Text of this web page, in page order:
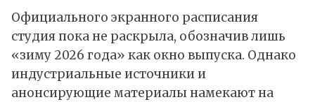
Официального экранного расписания
студия пока не раскрыла, обозначив лишь
«зиму 2026 года» как окно выпуска. Однако
индустриальные источники и
анонсирующие материалы намекают на